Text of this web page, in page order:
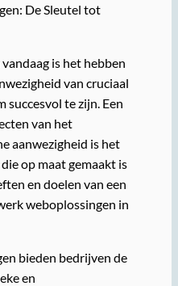
De Sleutel tot
is het hebben
van cruciaal
succesvol te zijn. Een
van het
aanwezigheid is het
op maat gemaakt is
en doelen van een
weboplossingen in
bieden bedrijven de
en